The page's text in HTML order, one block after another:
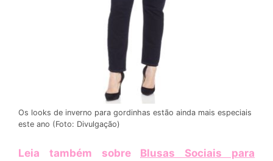
Os looks de inverno para gordinhas estão ainda mais especiais
este ano (Foto: Divulgação)
Leia também sobre Blusas Sociais para